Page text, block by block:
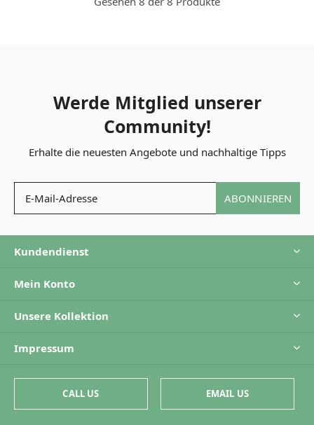
Werde Mitglied unserer
Community!
Erhalte die neuesten Angebote und nachhaltige Tipps
ABONNIEREN
Kundendienst
Mein Konto
Unsere Kollektion
Impressum
CALL US EMAIL US